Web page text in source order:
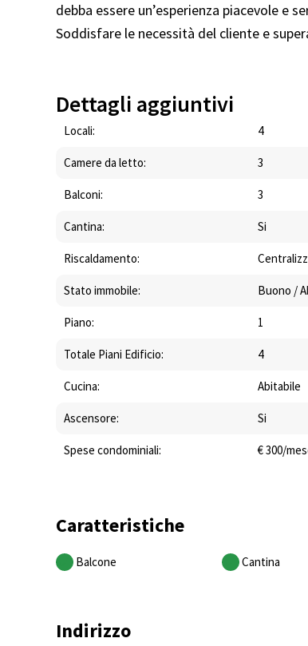
debba essere un’esperienza piacevole e
Soddisfare le necessità del cliente e
Dettagli aggiuntivi
Locali: 4
Camere da letto: 3
Balconi: 3
Cantina: Si
Riscaldamento:
Stato immobile: Buono /
Piano: 1
Totale Piani Edificio: 4
Cucina: Abitabile
Ascensore: Si
Spese condominiali: € 300/
Caratteristiche
Balcone Cantina
Indirizzo